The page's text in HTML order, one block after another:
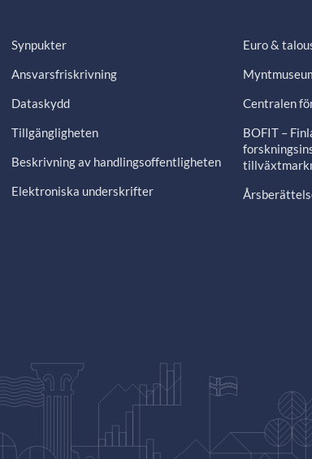
Synpukter
Ansvarsfriskrivning
Dataskydd
Tillgängligheten
Beskrivning av handlingsoffentligheten
Elektroniska underskrifter
Euro &
Centralen
BOFIT –